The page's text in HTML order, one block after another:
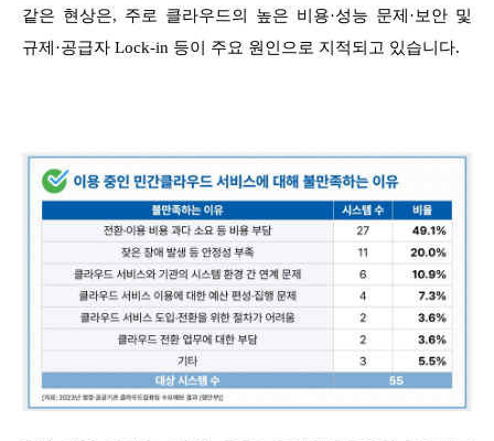
같은 현상은, 주로 클라우드의 높은 비용·성능 문제·보안 및
규제·공급자 Lock-in 등이 주요 원인으로 지적되고 있습니다.